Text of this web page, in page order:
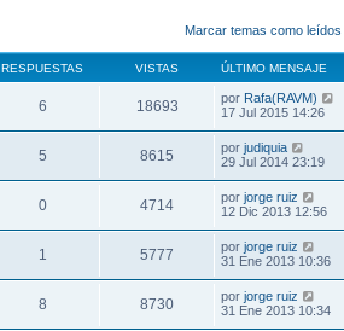
Marcar temas como leídos
RESPUESTAS VISTAS ÚLTIMO MENSAJE
6 18693 por Rafa(RAVM)
17 Jul 2015 14:26
5 8615 por judiquia
29 Jul 2014 23:19
0 4714 por jorge ruiz
12 Dic 2013 12:56
1 5777 por jorge ruiz
31 Ene 2013 10:36
8 8730 por jorge ruiz
31 Ene 2013 10:34